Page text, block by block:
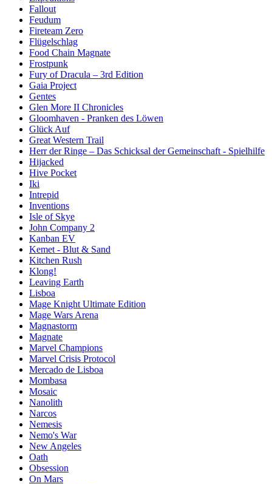
Fallout
Feudum
Fireteam Zero
Flügelschlag
Food Chain Magnate
Frostpunk
Fury of Dracula – 3rd Edition
Gaia Project
Gentes
Glen More II Chronicles
Gloomhaven - Pranken des Löwen
Glück Auf
Great Western Trail
Herr der Ringe – Das Schicksal der Gemeinschaft - Spielhilfe
Hijacked
Hive Pocket
Iki
Intrepid
Inventions
Isle of Skye
John Company 2
Kanban EV
Kemet - Blut & Sand
Kitchen Rush
Klong!
Leaving Earth
Lisboa
Mage Knight Ultimate Edition
Mage Wars Arena
Magnastorm
Magnate
Marvel Champions
Marvel Crisis Protocol
Mercado de Lisboa
Mombasa
Mosaic
Nanolith
Narcos
Nemesis
Nemo's War
New Angeles
Oath
Obsession
On Mars